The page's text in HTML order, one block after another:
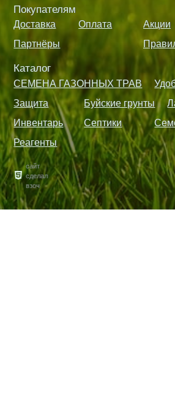
Покупателям
Доставка Оплата Акции
Партнёры
Каталог
СЕМЕНА ГАЗОННЫХ ТРАВ
Защита
Буйские грунты
Инвентарь
Септики
Реагенты
сайт
сделал
взоч